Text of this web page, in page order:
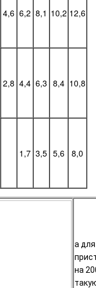
4,6 6,2 8,1 10,2 12,6
2,8 4,4 6,3 8,4 10,8
1,7 3,5 5,6 8,0
а
на